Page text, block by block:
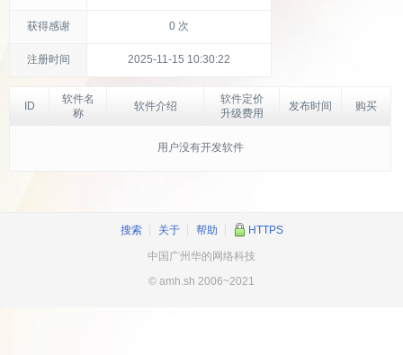
获得感谢 0 次
注册时间 2025-11-15 10:30:22
ID
软件名
称
软件介绍
软件定价
升级费用
发布时间 购买
用户没有开发软件
搜索┊ 关于┊ 帮助 HTTPS
中国广州华的网络科技
© amh.sh 2006~2021